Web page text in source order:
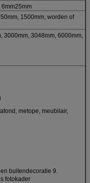
6mm25mm
1500mm, worden of
3000mm, 3048mm, 6000mm,
metope, meubilair,
buitendecoratie 9.
fotokader